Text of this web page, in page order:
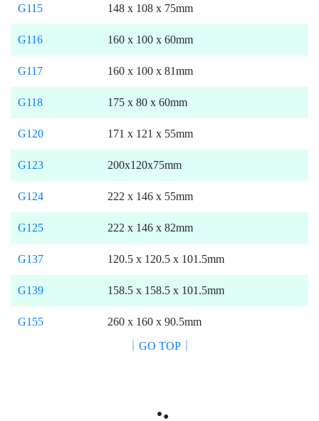
G115 148 x 108 x 75mm
G116 160 x 100 x 60mm
G117 160 x 100 x 81mm
G118 175 x 80 x 60mm
G120 171 x 121 x 55mm
G123 200x120x75mm
G124 222 x 146 x 55mm
G125 222 x 146 x 82mm
G137 120.5 x 120.5 x 101.5mm
G139 158.5 x 158.5 x 101.5mm
G155
260 x 160 x 90.5mm
｜GO TOP｜